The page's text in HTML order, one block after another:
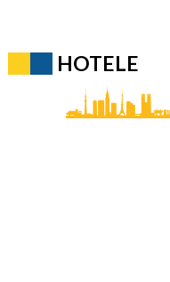
HOTELE